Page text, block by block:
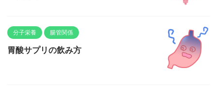
分子栄養 腸管関係
胃酸サプリの飲み方